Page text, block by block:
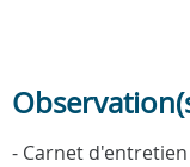
- Carnet